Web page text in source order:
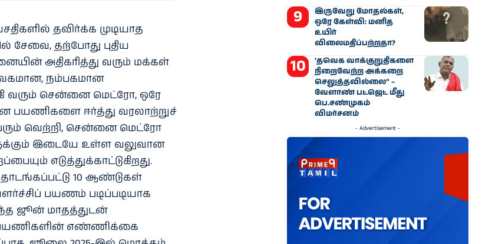
தவிர்க்க முடியாத
சேவை, தற்போது புதிய
அதிகரித்து வரும் மக்கள்
நம்பகமான
வரும் சென்னை மெட்ரோ, ஒரே
பயணிகளை ஈர்த்து வரலாற்றுச்
வெற்றி, சென்னை மெட்ரோ
இடையே உள்ள வலுவான
எடுத்துக்காட்டுகிறது.
10 ஆண்டுகள்
பயணம் படிப்படியாக
ஜூன் மாதத்துடன்
பயணிகளின் எண்ணிக்கை
இருவேறு மோதல்கள்,
ஒரே கேள்வி: மனித
உயிர்
விலைமதிப்பற்றதா?
‘தவெக வாக்குறுதிகளை
நிறைவேற்ற அக்கறை
செலுத்தவில்லை” –
வேளாண் பட்ஜெட் மீது
பெ.சண்முகம்
விமர்சனம்
- Advertisement -